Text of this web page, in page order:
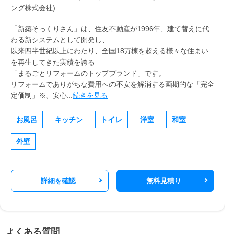
「新築そっくりさん」は、住友不動産が1996年、建て替えに代
わる新システムとして開発し、
以来四半世紀以上にわたり、全国18万棟を超える様々な住まい
を再生してきた実績を誇る
「まるごとリフォームのトップブランド」です。
リフォームでありがちな費用への不安を解消する画期的な「完全
定価制」※、安心...続きを見る
お風呂 キッチン トイレ 洋室 和室
外壁
詳細を確認 無料見積り
よくある質問